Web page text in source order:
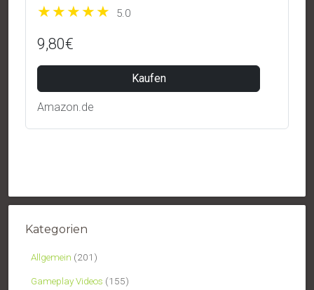
5.0
9,80€
Kaufen
Amazon.de
Kategorien
Allgemein (201)
Gameplay Videos (155)